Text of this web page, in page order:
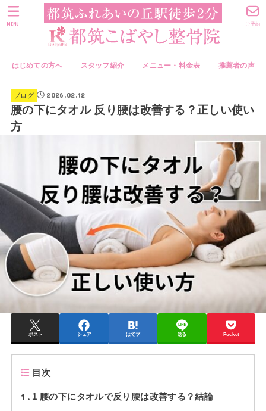
はじめての方へ スタッフ紹介 メニュー・料金表 推薦者の声
ご予約
MENU
ブログ 2026.02.12
腰の下にタオル 反り腰は改善する？正しい使い
方
ポスト シェア はてブ 送る Pocket
目次
1 1 腰の下にタオルで反り腰は改善する？結論